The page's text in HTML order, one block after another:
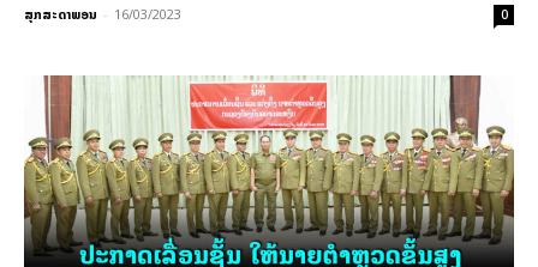
ສຸກສະດາພອນ - 16/03/2023 0